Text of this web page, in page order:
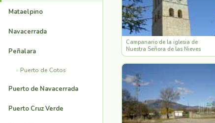
Mataelpino
Navacerrada
Peñalara
Puerto de Cotos
Puerto de Navacerrada
Puerto Cruz Verde
Campanario de la iglesia de
Nuestra Señora de las Nieves